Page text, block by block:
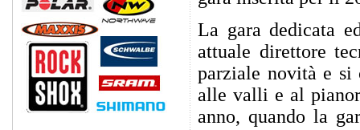
La gara dedicata
attuale direttore
parziale novità e
alle valli e al
anno, quando la